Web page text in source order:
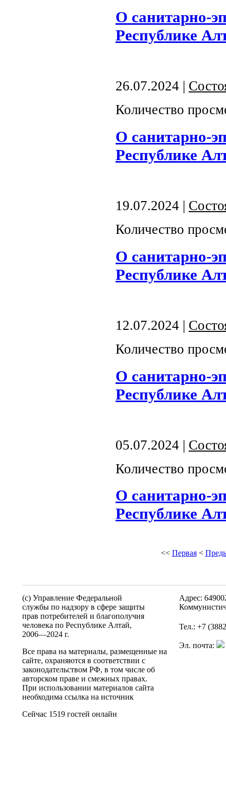
О санитарно-
Республике
26.07.2024 |
Количество
О санитарно-
Республике
19.07.2024 |
Количество
О санитарно-
Республике
12.07.2024 |
Количество
О санитарно-
Республике
05.07.2024 |
Количество
О санитарно-
Республике
<< Первая<
(c) Управление Федеральной
службы по надзору в сфере защиты
прав потребителей и благополучия
человека по Республике Алтай,
2006—2024 г.
Все права на материалы, размещенные на
сайте, охраняются в соответствии с
законодательством РФ, в том числе об
авторском праве и смежных правах.
При использовании материалов сайта
необходима ссылка на источник
Сейчас 1519 гостей онлайн
Адрес:
Тел.: +7
Эл. почта: